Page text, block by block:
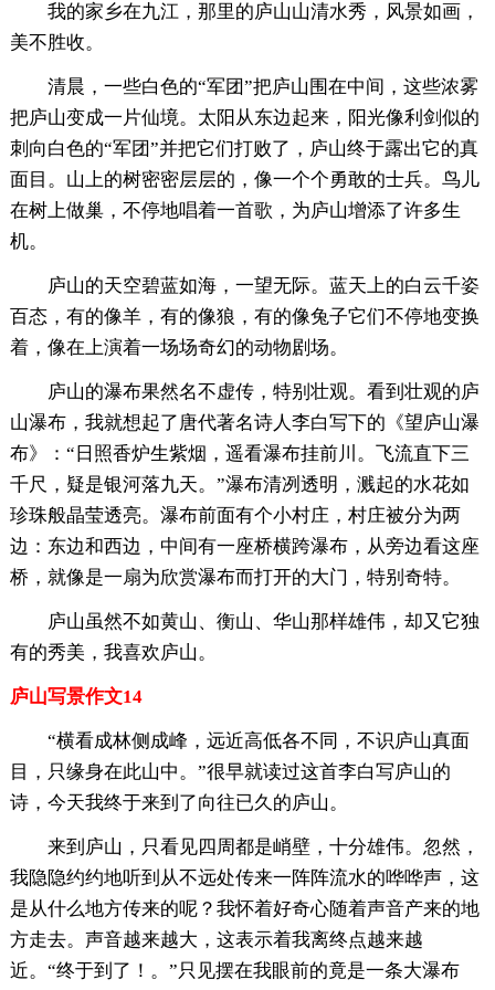
我的家乡在九江，那里的庐山山清水秀，风景如画，
美不胜收。
清晨，一些白色的“军团”把庐山围在中间，这些浓雾
把庐山变成一片仙境。太阳从东边起来，阳光像利剑似的
刺向白色的“军团”并把它们打败了，庐山终于露出它的真
面目。山上的树密密层层的，像一个个勇敢的士兵。鸟儿
在树上做巢，不停地唱着一首歌，为庐山增添了许多生
机。
庐山的天空碧蓝如海，一望无际。蓝天上的白云千姿
百态，有的像羊，有的像狼，有的像兔子它们不停地变换
着，像在上演着一场场奇幻的动物剧场。
庐山的瀑布果然名不虚传，特别壮观。看到壮观的庐
山瀑布，我就想起了唐代著名诗人李白写下的《望庐山瀑
布》：“日照香炉生紫烟，遥看瀑布挂前川。飞流直下三
千尺，疑是银河落九天。”瀑布清冽透明，溅起的水花如
珍珠般晶莹透亮。瀑布前面有个小村庄，村庄被分为两
边：东边和西边，中间有一座桥横跨瀑布，从旁边看这座
桥，就像是一扇为欣赏瀑布而打开的大门，特别奇特。
庐山虽然不如黄山、衡山、华山那样雄伟，却又它独
有的秀美，我喜欢庐山。
庐山写景作文14
“横看成林侧成峰，远近高低各不同，不识庐山真面
目，只缘身在此山中。”很早就读过这首李白写庐山的
诗，今天我终于来到了向往已久的庐山。
来到庐山，只看见四周都是峭壁，十分雄伟。忽然，
我隐隐约约地听到从不远处传来一阵阵流水的哗哗声，这
是从什么地方传来的呢？我怀着好奇心随着声音产来的地
方走去。声音越来越大，这表示着我离终点越来越
近。“终于到了！。”只见摆在我眼前的竟是一条大瀑布